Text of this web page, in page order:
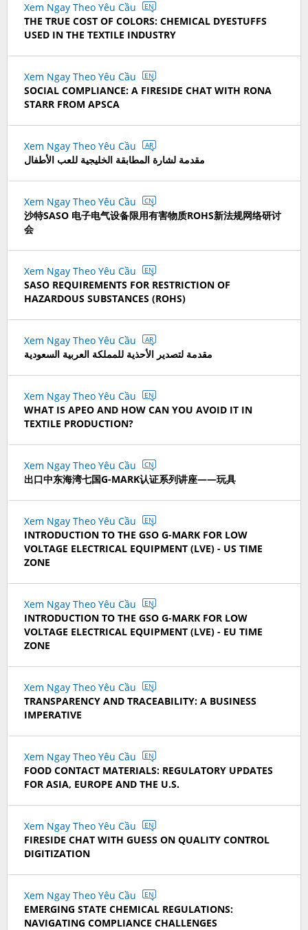
Xem Ngay Theo Yêu Cầu EN
THE TRUE COST OF COLORS: CHEMICAL DYESTUFFS
USED IN THE TEXTILE INDUSTRY
Xem Ngay Theo Yêu Cầu EN
SOCIAL COMPLIANCE: A FIRESIDE CHAT WITH RONA
STARR FROM APSCA
Xem Ngay Theo Yêu Cầu AR
مقدمة لشارة المطابقة الخليجية للعب الأطفال
Xem Ngay Theo Yêu Cầu CN
沙特SASO 电子电气设备限用有害物质ROHS新法规网络研讨
会
Xem Ngay Theo Yêu Cầu EN
SASO REQUIREMENTS FOR RESTRICTION OF
HAZARDOUS SUBSTANCES (ROHS)
Xem Ngay Theo Yêu Cầu AR
مقدمة لتصدير الأحذية للمملكة العربية السعودية
Xem Ngay Theo Yêu Cầu EN
WHAT IS APEO AND HOW CAN YOU AVOID IT IN
TEXTILE PRODUCTION?
Xem Ngay Theo Yêu Cầu CN
出口中东海湾七国G-MARK认证系列讲座——玩具
Xem Ngay Theo Yêu Cầu EN
INTRODUCTION TO THE GSO G-MARK FOR LOW
VOLTAGE ELECTRICAL EQUIPMENT (LVE) - US TIME
ZONE
Xem Ngay Theo Yêu Cầu EN
INTRODUCTION TO THE GSO G-MARK FOR LOW
VOLTAGE ELECTRICAL EQUIPMENT (LVE) - EU TIME
ZONE
Xem Ngay Theo Yêu Cầu EN
TRANSPARENCY AND TRACEABILITY: A BUSINESS
IMPERATIVE
Xem Ngay Theo Yêu Cầu EN
FOOD CONTACT MATERIALS: REGULATORY UPDATES
FOR ASIA, EUROPE AND THE U.S.
Xem Ngay Theo Yêu Cầu EN
FIRESIDE CHAT WITH GUESS ON QUALITY CONTROL
DIGITIZATION
Xem Ngay Theo Yêu Cầu EN
EMERGING STATE CHEMICAL REGULATIONS:
NAVIGATING COMPLIANCE CHALLENGES